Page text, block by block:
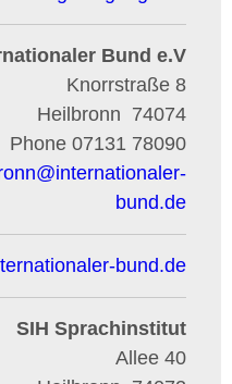
Bund e.V.
Knorrstraße 8
74074
Heilbronn
Phone 07131 78090
@internationaler-
bund.de
bund.de
SIH Sprachinstitut
Allee 40